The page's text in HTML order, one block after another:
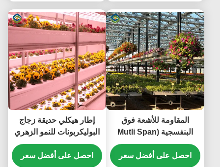
المقاومة للأشعة فوق
البنفسجية (Mutli Span
Flower Greenhouse)
احصل على أفضل سعر
إطار هيكلي حديقة زجاج
البوليكربونات للنمو الزهري
احصل على أفضل سعر